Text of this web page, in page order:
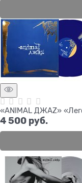
«ANIMAL ДЖАZ»
4 500 руб.